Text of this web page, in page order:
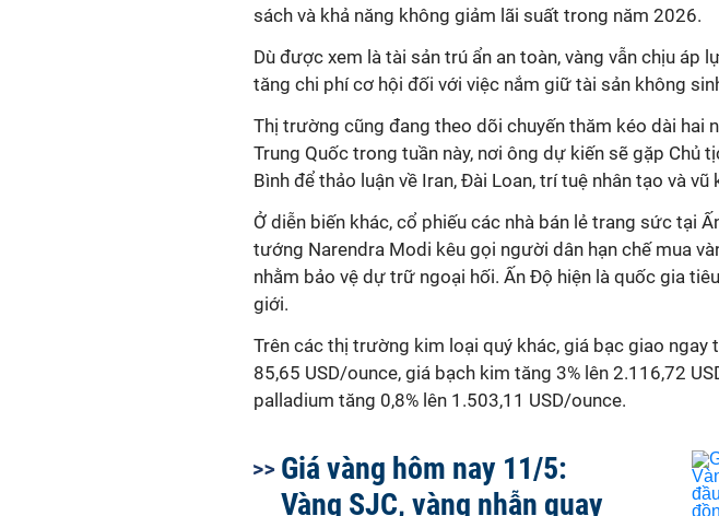
sách và khả năng không giảm lãi suất trong năm 2026.
Dù được xem là tài sản trú ẩn an toàn, vàng vẫn chịu áp
tăng chi phí cơ hội đối với việc nắm giữ tài sản không
Thị trường cũng đang theo dõi chuyến thăm kéo dài hai
Trung Quốc trong tuần này, nơi ông dự kiến sẽ gặp Chủ
Bình để thảo luận về Iran, Đài Loan, trí tuệ nhân tạo và vũ
Ở diễn biến khác, cổ phiếu các nhà bán lẻ trang sức tại
tướng Narendra Modi kêu gọi người dân hạn chế mua
nhằm bảo vệ dự trữ ngoại hối. Ấn Độ hiện là quốc gia
giới.
Trên các thị trường kim loại quý khác, giá bạc giao ngay
85,65 USD/ounce, giá bạch kim tăng 3% lên 2.116,72
palladium tăng 0,8% lên 1.503,11 USD/ounce.
Giá vàng hôm nay 11/5:
Vàng SJC, vàng nhẫn quay